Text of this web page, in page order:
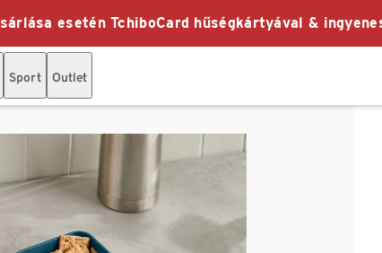
esetén TchiboCard hűségkártyával &
Sport Outlet